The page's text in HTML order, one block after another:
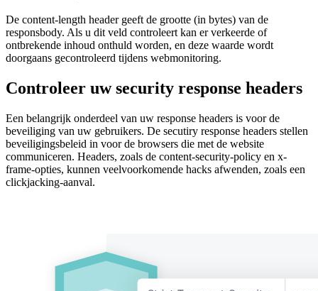
De content-length header geeft de grootte (in bytes) van de
responsbody. Als u dit veld controleert kan er verkeerde of
ontbrekende inhoud onthuld worden, en deze waarde wordt
doorgaans gecontroleerd tijdens webmonitoring.
Controleer uw security response headers
Een belangrijk onderdeel van uw response headers is voor de
beveiliging van uw gebruikers. De secutiry response headers stellen
beveiligingsbeleid in voor de browsers die met de website
communiceren. Headers, zoals de content-security-policy en x-
frame-opties, kunnen veelvoorkomende hacks afwenden, zoals een
clickjacking-aanval.